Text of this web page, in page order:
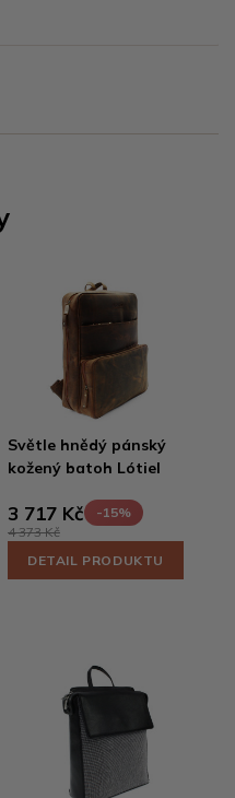
Světle hnědý pánský
kožený batoh Lótiel
3 717 Kč
-15%
4 373 Kč
DETAIL PRODUKTU